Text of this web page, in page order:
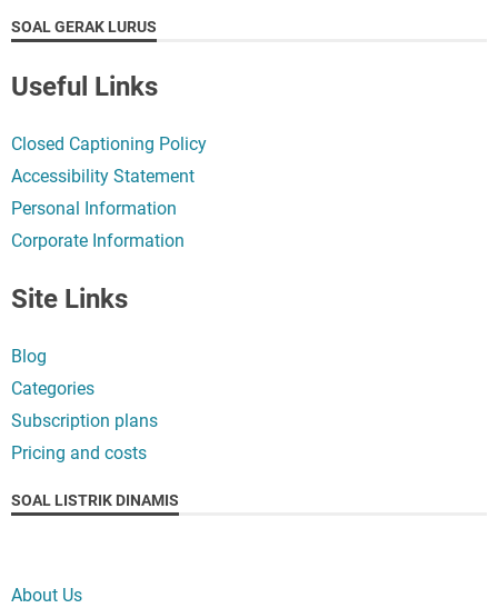
SOAL GERAK LURUS
Useful Links
Closed Captioning Policy
Accessibility Statement
Personal Information
Corporate Information
Site Links
Blog
Categories
Subscription plans
Pricing and costs
SOAL LISTRIK DINAMIS
About Us